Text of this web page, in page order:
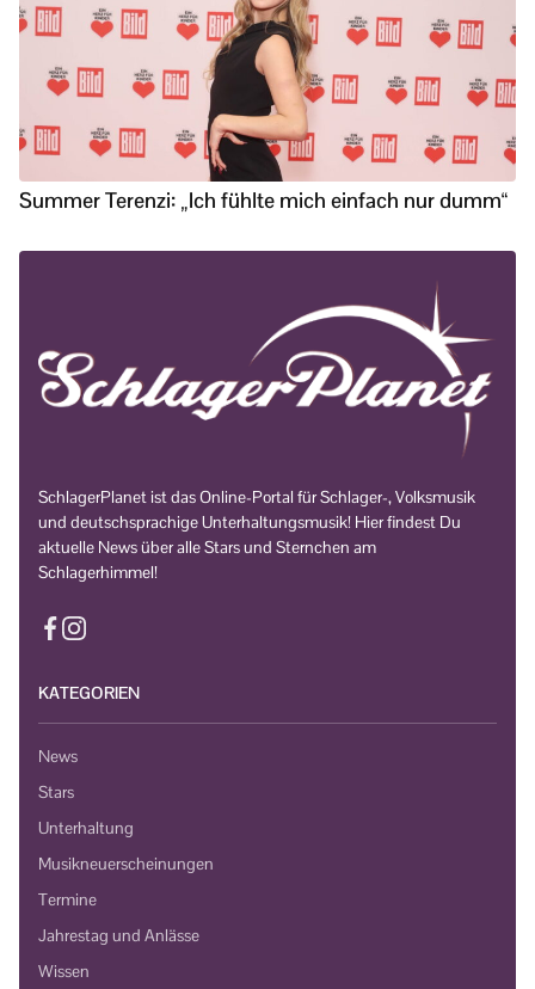
Summer Terenzi: „Ich fühlte mich einfach nur dumm“
SchlagerPlanet ist das Online-Portal für Schlager-, Volksmusik
und deutschsprachige Unterhaltungsmusik! Hier findest Du
aktuelle News über alle Stars und Sternchen am
Schlagerhimmel!
KATEGORIEN
News
Stars
Unterhaltung
Musikneuerscheinungen
Termine
Jahrestag und Anlässe
Wissen